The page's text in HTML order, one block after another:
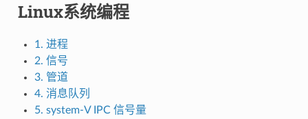
Linux系统编程
1. 进程
2. 信号
3. 管道
4. 消息队列
5. system-V IPC 信号量